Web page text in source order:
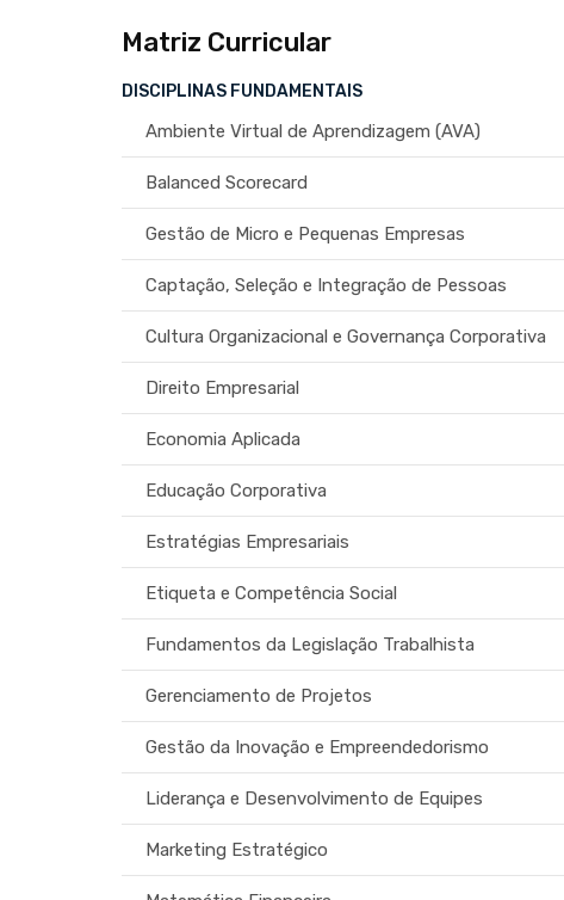
Matriz Curricular
DISCIPLINAS FUNDAMENTAIS
Ambiente Virtual de Aprendizagem (AVA)
Balanced Scorecard
Gestão de Micro e Pequenas Empresas
Captação, Seleção e Integração de Pessoas
Cultura Organizacional e Governança Corporativa
Direito Empresarial
Economia Aplicada
Educação Corporativa
Estratégias Empresariais
Etiqueta e Competência Social
Fundamentos da Legislação Trabalhista
Gerenciamento de Projetos
Gestão da Inovação e Empreendedorismo
Liderança e Desenvolvimento de Equipes
Marketing Estratégico